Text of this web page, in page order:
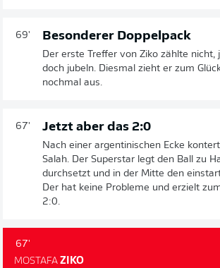
69' Besonderer Doppelpack
Der erste Treffer von Ziko zählte
doch jubeln. Diesmal zieht er zum
nochmal aus.
67' Jetzt aber das 2:0
Nach einer argentinischen Ecke
Salah. Der Superstar legt den Ball zu
durchsetzt und in der Mitte den
Der hat keine Probleme und erzielt
2:0.
67'
MOSTAFA ZIKO